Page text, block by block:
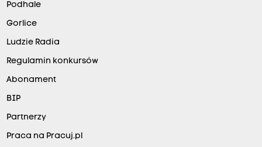
Podhale
Gorlice
Ludzie Radia
Regulamin konkursów
Abonament
BIP
Partnerzy
Praca na Pracuj.pl